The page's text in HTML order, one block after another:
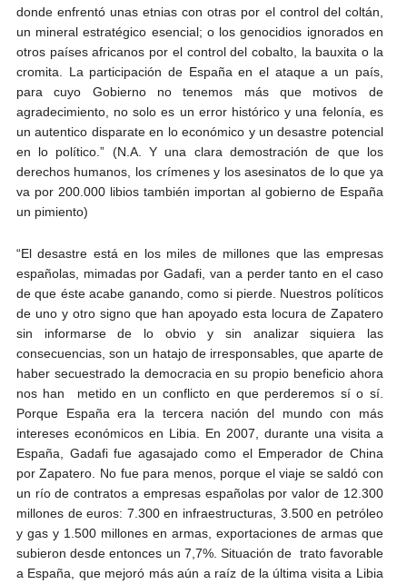
donde enfrentó unas etnias con otras por el control del coltán,
un mineral estratégico esencial; o los genocidios ignorados en
otros países africanos por el control del cobalto, la bauxita o la
cromita. La participación de España en el ataque a un país,
para cuyo Gobierno no tenemos más que motivos de
agradecimiento, no solo es un error histórico y una felonía, es
un autentico disparate en lo económico y un desastre potencial
en lo político.” (N.A. Y una clara demostración de que los
derechos humanos, los crímenes y los asesinatos de lo que ya
va por 200.000 libios también importan al gobierno de España
un pimiento)
“El desastre está en los miles de millones que las empresas
españolas, mimadas por Gadafi, van a perder tanto en el caso
de que éste acabe ganando, como si pierde. Nuestros políticos
de uno y otro signo que han apoyado esta locura de Zapatero
sin informarse de lo obvio y sin analizar siquiera las
consecuencias, son un hatajo de irresponsables, que aparte de
haber secuestrado la democracia en su propio beneficio ahora
nos han metido en un conflicto en que perderemos sí o sí.
Porque España era la tercera nación del mundo con más
intereses económicos en Libia. En 2007, durante una visita a
España, Gadafi fue agasajado como el Emperador de China
por Zapatero. No fue para menos, porque el viaje se saldó con
un río de contratos a empresas españolas por valor de 12.300
millones de euros: 7.300 en infraestructuras, 3.500 en petróleo
y gas y 1.500 millones en armas, exportaciones de armas que
subieron desde entonces un 7,7%. Situación de trato favorable
a España, que mejoró más aún a raíz de la última visita a Libia